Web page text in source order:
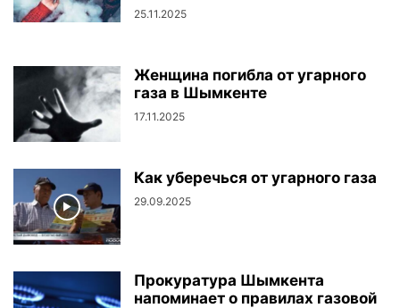
25.11.2025
Женщина погибла от угарного
газа в Шымкенте
17.11.2025
Как уберечься от угарного газа
29.09.2025
Прокуратура Шымкента
напоминает о правилах газовой